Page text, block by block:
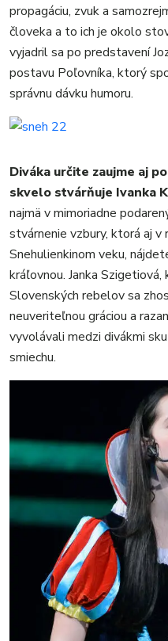
propagáciu, zvuk a
človeka a to ich je okolo
vyjadril sa po predstavení
postavu Poľovníka, ktorý
správnu dávku humoru.
Diváka určite zaujme aj
skvelo stvárňuje Ivanka
najmä v mimoriadne
stvárnenie vzbury, ktorá aj
Snehulienkinom veku,
kráľovnou. Janka
Slovenských rebelov sa
neuveriteľnou gráciou a
vyvolávali medzi divákmi
smiechu.